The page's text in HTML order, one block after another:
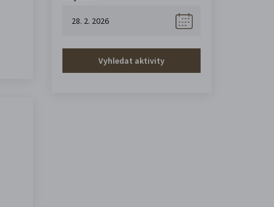
Vyhledat aktivity